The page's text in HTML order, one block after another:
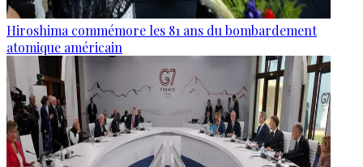
Hiroshima commémore les 81 ans du bombardement
atomique américain